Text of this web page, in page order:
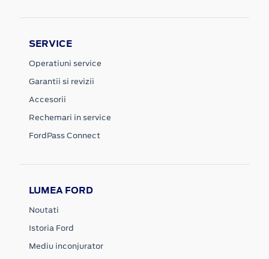
SERVICE
Operatiuni service
Garantii si revizii
Accesorii
Rechemari in service
FordPass Connect
LUMEA FORD
Noutati
Istoria Ford
Mediu inconjurator